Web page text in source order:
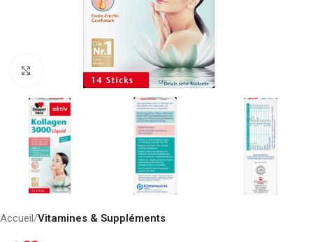
Click to enlarge
Accueil Vitamines & Suppléments